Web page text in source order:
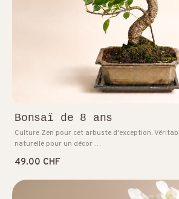
Bonsaï de 8 ans
Culture Zen pour cet arbuste d'exception.
naturelle pour un décor …
49.00 CHF